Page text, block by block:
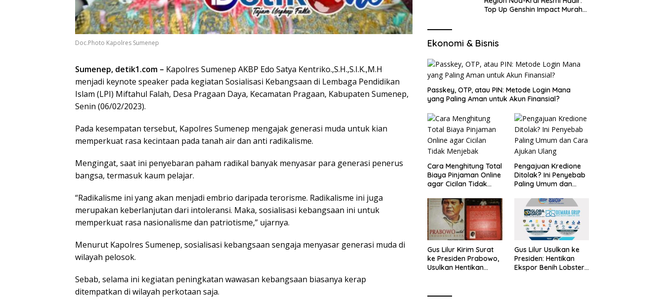
Doc.Photo Kapolres Sumenep
Sumenep, detik1.com – Kapolres Sumenep AKBP Edo Satya Kentriko.,S.H.,S.I.K.,M.H
menjadi keynote speaker pada kegiatan Sosialisasi Kebangsaan di Lembaga Pendidikan
Islam (LPI) Miftahul Falah, Desa Pragaan Daya, Kecamatan Pragaan, Kabupaten Sumenep,
Senin (06/02/2023).
Pada kesempatan tersebut, Kapolres Sumenep mengajak generasi muda untuk kian
memperkuat rasa kecintaan pada tanah air dan anti radikalisme.
Mengingat, saat ini penyebaran paham radikal banyak menyasar para generasi penerus
bangsa, termasuk kaum pelajar.
“Radikalisme ini yang akan menjadi embrio daripada terorisme. Radikalisme ini juga
merupakan keberlanjutan dari intoleransi. Maka, sosialisasi kebangsaan ini untuk
memperkuat rasa nasionalisme dan patriotisme,” ujarnya.
Menurut Kapolres Sumenep, sosialisasi kebangsaan sengaja menyasar generasi muda di
wilayah pelosok.
Sebab, selama ini kegiatan peningkatan wawasan kebangsaan biasanya kerap
ditempatkan di wilayah perkotaan saja.
Top Up Genshin Impact Murah
Ekonomi & Bisnis
Passkey, OTP, atau PIN: Metode Login Mana
yang Paling Aman untuk Akun Finansial?
Cara Menghitung Total
Biaya Pinjaman Online
agar Cicilan Tidak
Pengajuan Kredione
Ditolak? Ini Penyebab
Paling Umum dan
Gus Lilur Kirim Surat
ke Presiden Prabowo,
Usulkan Hentikan
Lobster 50 Gram
Gus Lilur Usulkan ke
Presiden: Hentikan
Ekspor Benih Lobster,